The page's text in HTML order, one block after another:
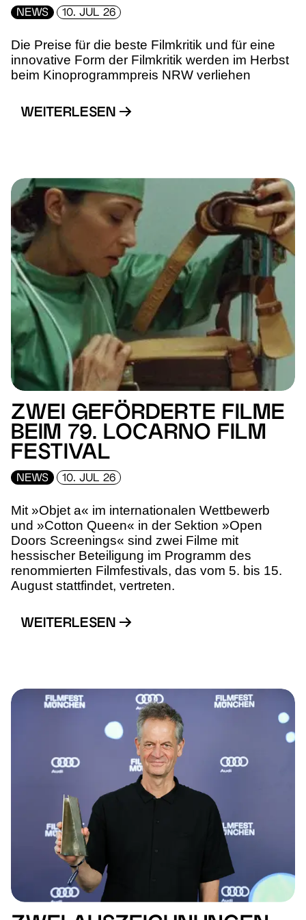
NEWS 10. JUL 26
Die Preise für die beste Filmkritik und für eine
innovative Form der Filmkritik werden im Herbst
beim Kinoprogrammpreis NRW verliehen
WEITERLESEN
ZWEI GEFÖRDERTE FILME
BEIM 79. LOCARNO FILM
FESTIVAL
NEWS 10. JUL 26
Mit »Objet a« im internationalen Wettbewerb
und »Cotton Queen« in der Sektion »Open
Doors Screenings« sind zwei Filme mit
hessischer Beteiligung im Programm des
renommierten Filmfestivals, das vom 5. bis 15.
August stattfindet, vertreten.
WEITERLESEN